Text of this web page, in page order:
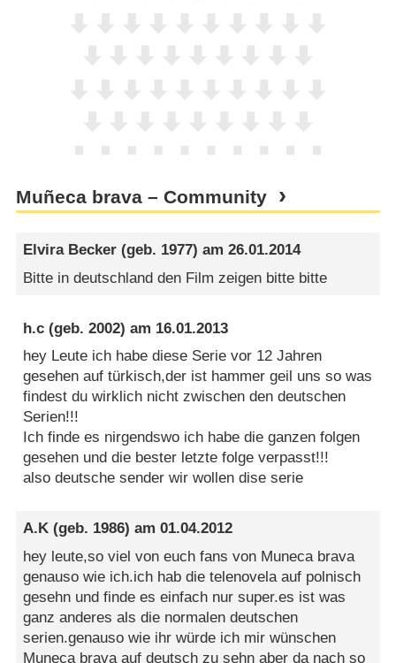
Muñeca brava – Community
Elvira Becker(geb. 1977) am26.01.2014
Bitte in deutschland den Film zeigen bitte bitte
h.c (geb. 2002) am 16.01.2013
hey Leute ich habe diese Serie vor 12 Jahren
gesehen auf türkisch,der ist hammer geil uns so was
findest du wirklich nicht zwischen den deutschen
Serien!!!
Ich finde es nirgendswo ich habe die ganzen folgen
gesehen und die bester letzte folge verpasst!!!
also deutsche sender wir wollen dise serie
A.K (geb. 1986) am01.04.2012
hey leute,so viel von euch fans von Muneca brava
genauso wie ich.ich hab die telenovela auf polnisch
gesehn und finde es einfach nur super.es ist was
ganz anderes als die normalen deutschen
serien.genauso wie ihr würde ich mir wünschen
Muneca brava auf deutsch zu sehn aber da nach so